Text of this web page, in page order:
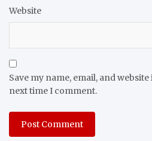
Website
Save my name, email, and
next time I comment.